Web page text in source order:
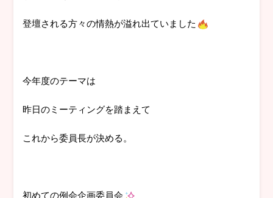
登壇される方々の情熱が溢れ出ていました
今年度のテーマは
昨日のミーティングを踏まえて
これから委員長が決める。
初めての例会企画委員会